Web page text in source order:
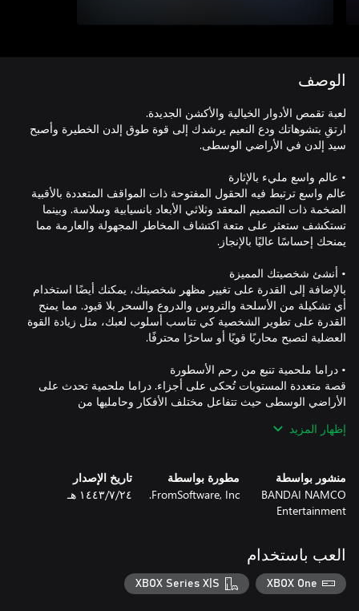
الوصف
ارتقِ بتشوهاتك ودع النعيم يرشدك إلى قوة طوق إلدن الخطيرة وأصبح
عالم واسع ترتبط فيه الحقول المفتوحة ذات المواقف المتعددة بالأقبية
الضخمة ذات التصميم المعقد وثلاثي الأبعاد بانسيابية وسلاسة. وبينما
تستكشف ستعثر على متعة اكتشاف المخاطر المجهولة والعارمة مما
بالإضافة إلى القدرة على تغيير مظهر شخصيتك، يمكنك أيضًا استخدام
أي تشكيلة من الأسلحة والتروس والدروع والسحر بلا قيود. مما يمنح
القدرة على تطوير الشخصية كي تناسب أسلوب لعبك، مثل زيادة القوة
قصة متعددة المستويات تُحكى على أجزاء. دراما ملحمية تحدث على
الأراضي الوسطى حيث تتفاعل مختلف الأفكار وحامليها من
الآخرين والسفر معهم، فاللعبة تدعم أيضًا أسلوب اللعب عبر الإنترنت
غير المتزامن الذي يسمح لك بالشعور بوجود الآخرين.
إظهار المزيد
منشور بواسطة
BANDAI NAMCO
Entertainment
مطورة بواسطة
FromSoftware, Inc.
تاريخ الإصدار
٢٤‏/٧‏/١٤٤٣ هـ
العب باستخدام
XBOX One
XBOX Series X|S